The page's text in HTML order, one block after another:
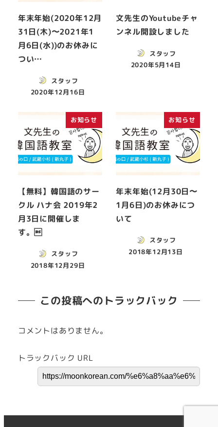
年末年始(2020年12月
31日(木)〜2021年1
月6日(水))のお休みに
つい…
スタッフ
2020年12月16日
文先生のYoutubeチャ
ンネル開設しました
スタッフ
2020年5月14日
お知らせ
【無料】韓国語のサー
クル ハナ会 2019年2
月3日に開催しま
す。
スタッフ
2018年12月29日
お知らせ
年末年始(12月30日〜
1月6日)のお休みにつ
いて
スタッフ
2018年12月13日
この投稿へのトラックバック
コメントはありません。
トラックバック URL